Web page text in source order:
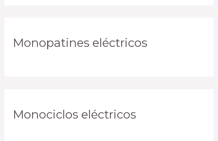
Monopatines eléctricos
Monociclos eléctricos